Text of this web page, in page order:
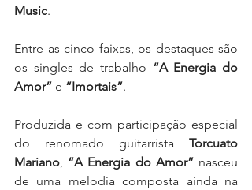
Music.
Entre as cinco faixas, os destaques são
os singles de trabalho “A Energia do
Amor” e “Imortais”.
Produzida e com participação especial
do renomado guitarrista Torcuato
Mariano, “A Energia do Amor” nasceu
de uma melodia composta ainda na